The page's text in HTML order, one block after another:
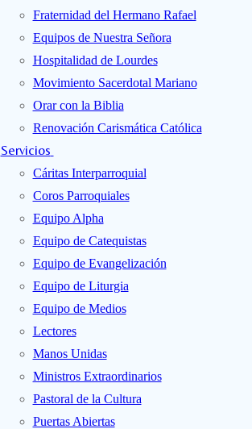
Fraternidad del Hermano Rafael
Equipos de Nuestra Señora
Hospitalidad de Lourdes
Movimiento Sacerdotal Mariano
Orar con la Biblia
Renovación Carismática Católica
Servicios
Cáritas Interparroquial
Coros Parroquiales
Equipo Alpha
Equipo de Catequistas
Equipo de Evangelización
Equipo de Liturgia
Equipo de Medios
Lectores
Manos Unidas
Ministros Extraordinarios
Pastoral de la Cultura
Puertas Abiertas